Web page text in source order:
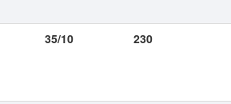
35/10 230